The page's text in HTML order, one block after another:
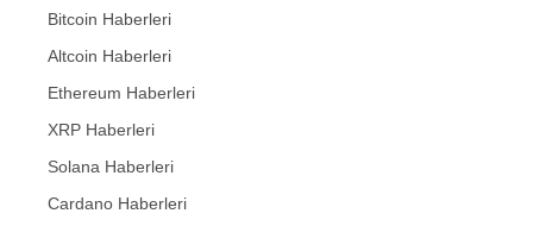
Bitcoin Haberleri
Altcoin Haberleri
Ethereum Haberleri
XRP Haberleri
Solana Haberleri
Cardano Haberleri